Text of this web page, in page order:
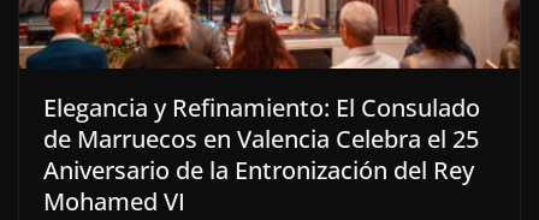
Elegancia y Refinamiento: El Consulado
de Marruecos en Valencia Celebra el 25
Aniversario de la Entronización del Rey
Mohamed VI